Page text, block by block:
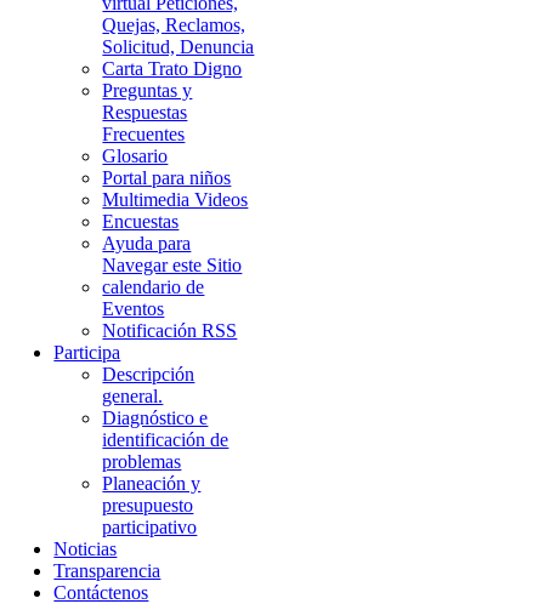
Quejas, Reclamos,
Solicitud, Denuncia
Carta Trato Digno
Preguntas y
Respuestas
Frecuentes
Glosario
Portal para niños
Multimedia Videos
Encuestas
Ayuda para
Navegar este Sitio
calendario de
Eventos
Notificación RSS
Participa
Descripción
general.
Diagnóstico e
identificación de
problemas
Planeación y
presupuesto
participativo
Noticias
Transparencia
Contáctenos